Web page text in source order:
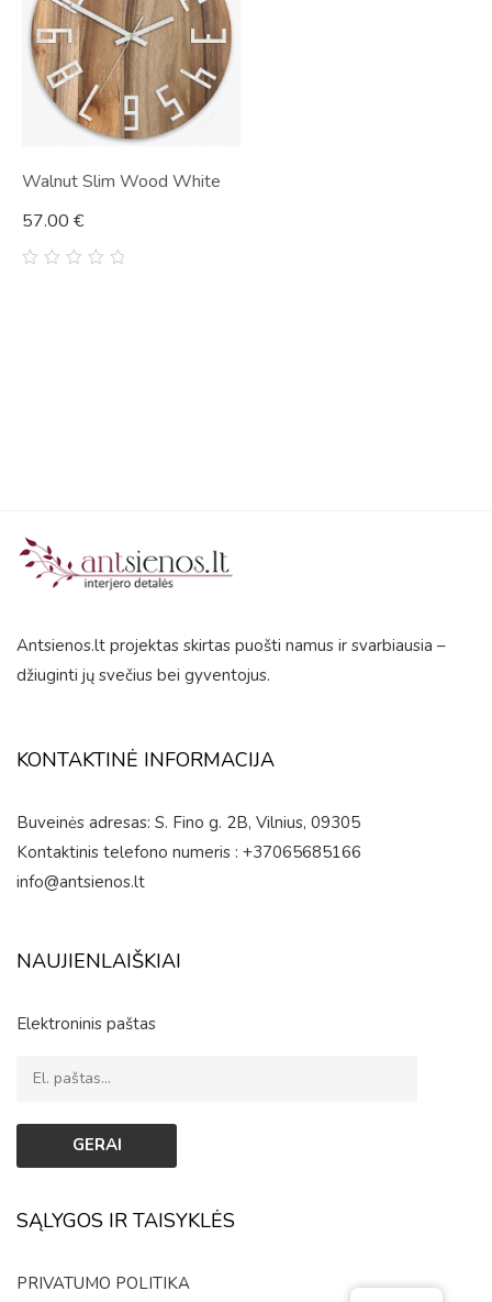
Walnut Slim Wood White
57.00 €
Antsienos.lt projektas skirtas puošti namus ir svarbiausia –
džiuginti jų svečius bei gyventojus.
KONTAKTINĖ INFORMACIJA
Buveinės adresas: S. Fino g. 2B, Vilnius, 09305
Kontaktinis telefono numeris : +37065685166
info@antsienos.lt
NAUJIENLAIŠKIAI
Elektroninis paštas
SĄLYGOS IR TAISYKLĖS
PRIVATUMO POLITIKA